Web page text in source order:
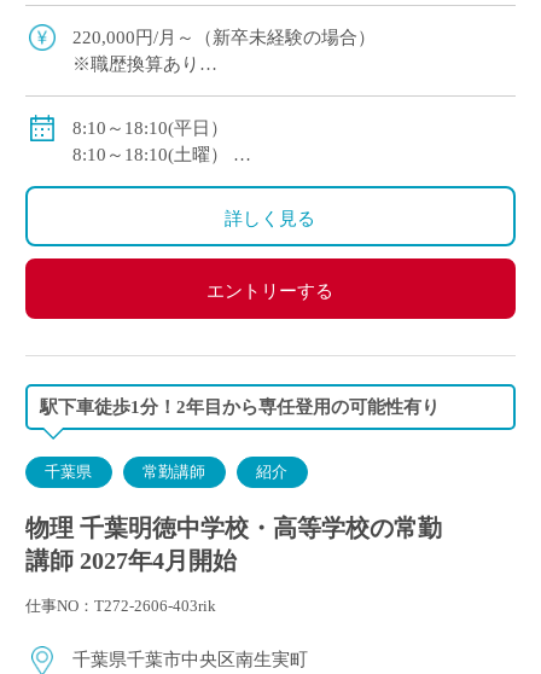
220,000円/月～（新卒未経験の場合）
※職歴換算あり
私学共済加入
8:10～18:10(平日）
8:10～18:10(土曜）
詳しく見る
エントリーする
駅下車徒歩1分！2年目から専任登用の可能性有り
千葉県 常勤講師 紹介
物理 千葉明徳中学校・高等学校の常勤
講師 2027年4月開始
仕事NO：T272-2606-403rik
千葉県千葉市中央区南生実町